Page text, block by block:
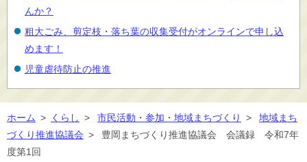
んか？
粗大ごみ、剪定枝・落ち葉の収集受付がオンラインで申し込
めます！
児童虐待防止の推進
ホーム > くらし > 市民活動・参加・地域まちづくり >
地域まち
づくり推進協議会 >
豊岡まちづくり推進協議会 会議録 令和7年
度第1回